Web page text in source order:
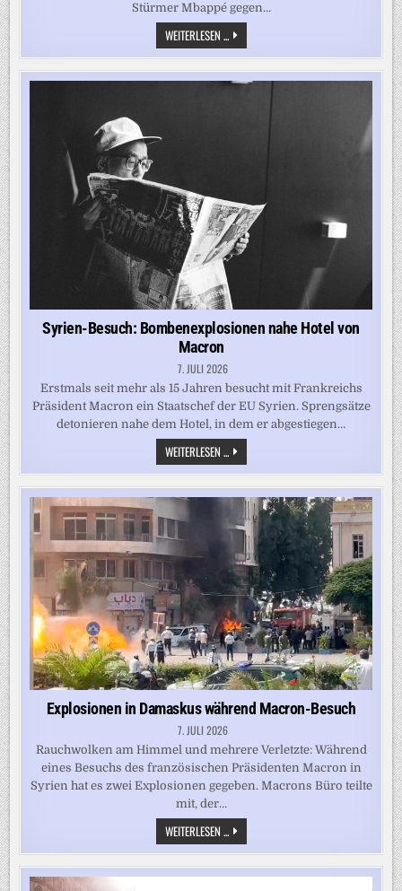
Stürmer Mbappé gegen…
WEITERLESEN ...FUSSBALL-W
M 2
026: „
GENAU D
IESE L
Syrien-Besuch: Bombenexplosionen nahe Hotel von
Macron
7. JULI 2026
Erstmals seit mehr als 15 Jahren besucht mit Frankreichs
Präsident Macron ein Staatschef der EU Syrien. Sprengsätze
detonieren nahe dem Hotel, in dem er abgestiegen…
WEITERLESEN ...SYRIEN-
BESUCH:
BOMBENEXPLOSIONEN
NAHE
HOTEL
VON
MACRON
Explosionen in Damaskus während Macron-Besuch
7. JULI 2026
Rauchwolken am Himmel und mehrere Verletzte: Während
eines Besuchs des französischen Präsidenten Macron in
Syrien hat es zwei Explosionen gegeben. Macrons Büro teilte
mit, der…
WEITERLESEN ... EXPLOSIONEN
IN
DAMASKUS
WÄHREND
MACRON-